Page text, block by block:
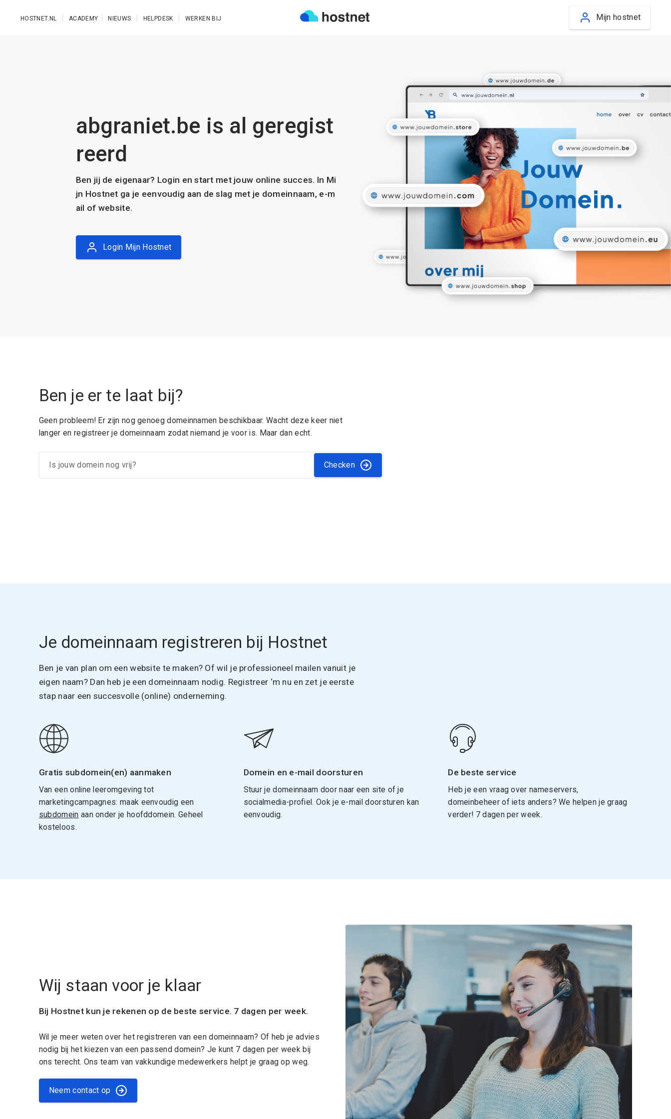
HOSTNET.NL ACADEMY NIEUWS HELPDESK WERKEN BIJ Mijn hostnet
abgraniet.be is al geregist
reerd
Ben jij de eigenaar? Login en start met jouw online succes. In Mi
jn Hostnet ga je eenvoudig aan de slag met je domeinnaam, e-m
ail of website.
Login Mijn Hostnet
Ben je er te laat bij?
Geen probleem! Er zijn nog genoeg domeinnamen beschikbaar. Wacht deze keer niet
langer en registreer je domeinnaam zodat niemand je voor is. Maar dan echt.
Checken
Je domeinnaam registreren bij Hostnet
Ben je van plan om een website te maken? Of wil je professioneel mailen vanuit je
eigen naam? Dan heb je een domeinnaam nodig. Registreer ‘m nu en zet je eerste
stap naar een succesvolle (online) onderneming.
Gratis subdomein(en) aanmaken
Van een online leeromgeving tot
marketingcampagnes: maak eenvoudig een
subdomein aan onder je hoofddomein. Geheel
kosteloos.
Domein en e-mail doorsturen
Stuur je domeinnaam door naar een site of je
socialmedia-profiel. Ook je e-mail doorsturen kan
eenvoudig.
De beste service
Heb je een vraag over nameservers,
domeinbeheer of iets anders? We helpen je graag
verder! 7 dagen per week.
Wij staan voor je klaar
Bij Hostnet kun je rekenen op de beste service. 7 dagen per week.
Wil je meer weten over het registreren van een domeinnaam? Of heb je advies
nodig bij het kiezen van een passend domein? Je kunt 7 dagen per week bij
ons terecht. Ons team van vakkundige medewerkers helpt je graag op weg.
Neem contact op